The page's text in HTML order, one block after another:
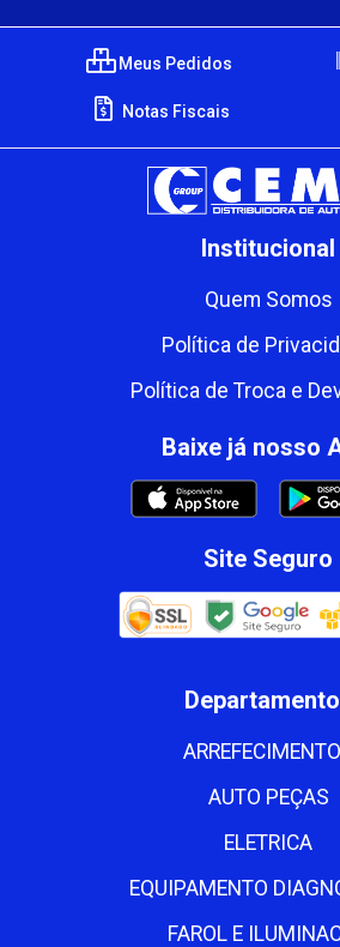
Meus Pedidos
Notas Fiscais
Institucional
Quem Somos
Política de
Política de Troca e
Baixe já nosso
Site Seguro
AUTO PEÇAS
ELETRICA
EQUIPAMENTO
FAROL E